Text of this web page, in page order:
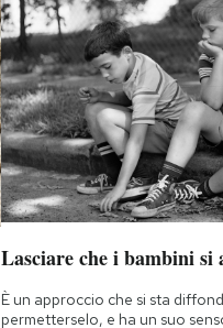
Lasciare che i bambini si
È un approccio che si sta
permetterselo, e ha un suo